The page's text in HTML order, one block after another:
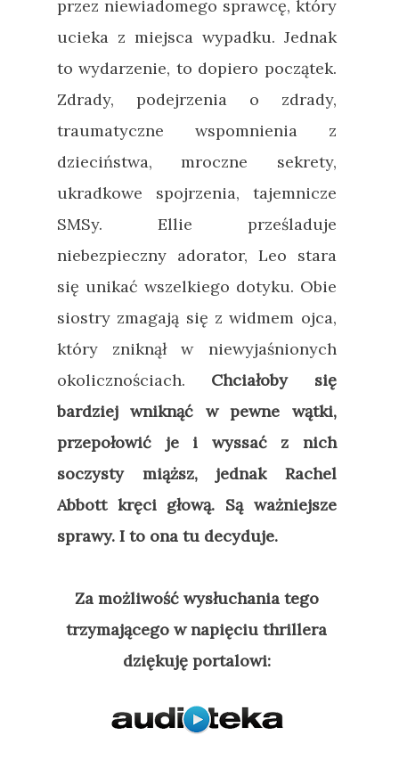
przez niewiadomego sprawcę, który
ucieka z miejsca wypadku. Jednak
to wydarzenie, to dopiero początek.
Zdrady, podejrzenia o zdrady,
traumatyczne wspomnienia z
dzieciństwa, mroczne sekrety,
ukradkowe spojrzenia, tajemnicze
SMSy. Ellie prześladuje
niebezpieczny adorator, Leo stara
się unikać wszelkiego dotyku. Obie
siostry zmagają się z widmem ojca,
który zniknął w niewyjaśnionych
okolicznościach. Chciałoby się
bardziej wniknąć w pewne wątki,
przepołowić je i wyssać z nich
soczysty miąższ, jednak Rachel
Abbott kręci głową. Są ważniejsze
sprawy. I to ona tu decyduje.
Za możliwość wysłuchania tego
trzymającego w napięciu thrillera
dziękuję portalowi: